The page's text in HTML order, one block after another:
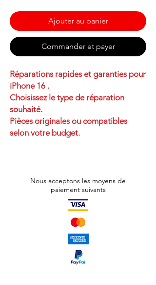
Ajouter au panier
Commander et payer
Réparations rapides et garanties pour
iPhone 16 .
Choisissez le type de réparation
souhaité.
Pièces originales ou compatibles
selon votre budget.
Nous acceptons les moyens de
paiement suivants